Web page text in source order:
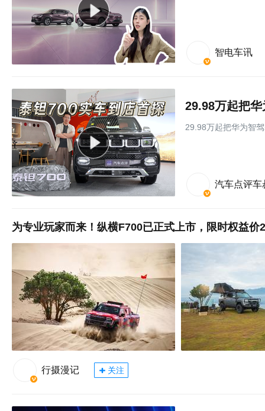
智电车讯
29.98万起把
29.98万起把华为智
汽车点评车
为专业玩家而来！纵横F700已正式上市，限时权益价
行摄漫记 关注